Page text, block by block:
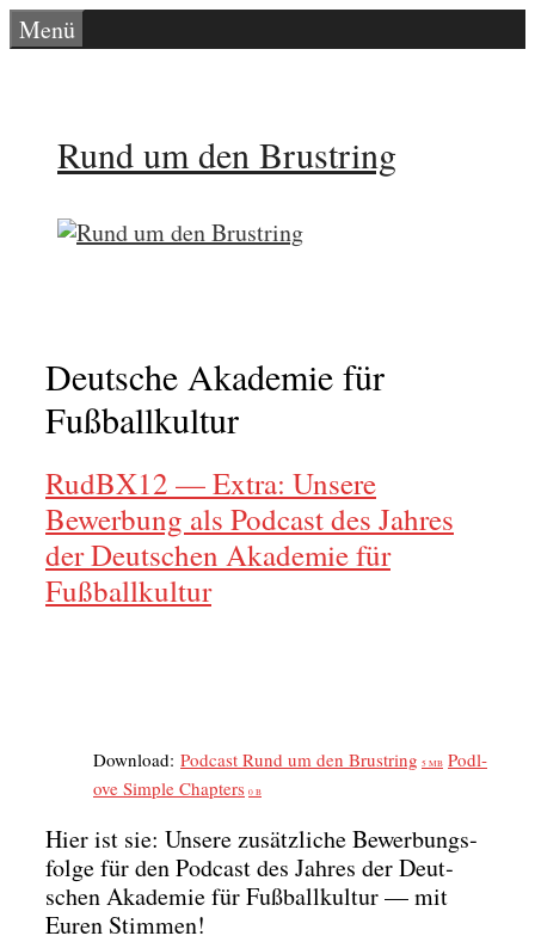
Zum
Inhalt
Menü
Rund um den Brustring
Deutsche Akademie für
Fußballkultur
RudBX12 — Extra: Unsere
Bewerbung als Podcast des Jahres
der Deutschen Akademie für
Fußballkultur
Down­load: Pod­cast Rund um den Brust­ring 5 MB Pod­l­
ove Simp­le Chap­ters 0 B
Hier ist sie: Unse­re zusätz­li­che Bewer­bungs­
fol­ge für den Pod­cast des Jah­res der Deut­
schen Aka­de­mie für Fuß­ball­kul­tur — mit
Euren Stim­men!